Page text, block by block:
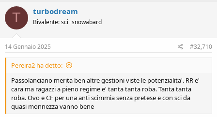
t
n
:
T turbodream
Bivalente: sci+snowabard
14 Gennaio 2025 #32,710
Pereira2 ha detto:
Passolanciano merita ben altre gestioni viste le potenzialita'. RR e'
cara ma ragazzi a pieno regime e' tanta tanta roba. Tanta tanta
roba. Ovo e CF per una anti scimmia senza pretese e con sci da
quasi monnezza vanno bene